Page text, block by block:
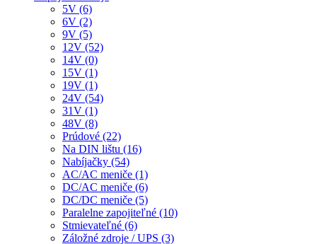
5V (6)
6V (2)
9V (5)
12V (52)
14V (0)
15V (1)
19V (1)
24V (54)
31V (1)
48V (8)
Prúdové (22)
Na DIN lištu (16)
Nabíjačky (54)
AC/AC meniče (1)
DC/AC meniče (6)
DC/DC meniče (5)
Paralelne zapojiteľné (10)
Stmievateľné (6)
Záložné zdroje / UPS (3)